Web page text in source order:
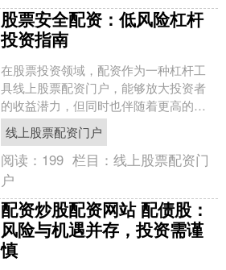
股票安全配资：低风险杠杆
投资指南
在股票投资领域，配资作为一种杠杆工
具线上股票配资门户，能够放大投资者
的收益潜力，但同时也伴随着更高的风
险。对于追求稳健收益的投资者而言，
如何实现“安全配资”成为....
线上股票配资门户
阅读： 199 栏目：线上股票配资门
户
配资炒股配资网站 配债股：
风险与机遇并存，投资需谨
慎